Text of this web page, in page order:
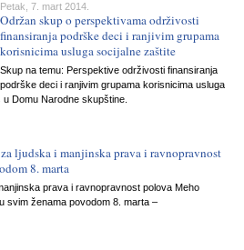
Petak, 7. mart 2014.
Održan skup o perspektivama održivosti
finansiranja podrške deci i ranjivim grupama
korisnicima usluga socijalne zaštite
Skup na temu: Perspektive održivosti finansiranja
podrške deci i ranjivim grupama korisnicima usluga
Domu Narodne skupštine.
ljudska i manjinska prava i ravnopravnost
8. marta
prava i ravnopravnost polova Meho
svim ženama povodom 8. marta –